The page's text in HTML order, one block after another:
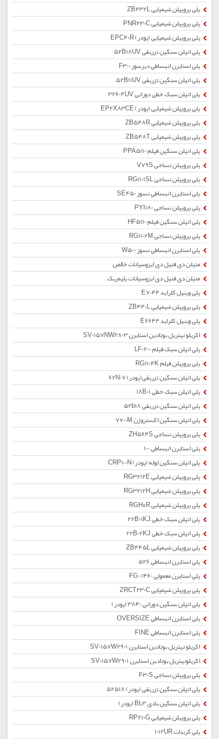
پلی پروپیلن شیمیایی ZB432L
پلی پروپیلن شیمیایی PNR230C
پلی پروپیلن شیمیایی (پودر) EPC40R
پلی اتیلن سنگین تزریقی 52B18UV
پلی استایرن انبساطی دیرسوز F300
پلی اتیلن سنگین تزریقی 52B11UV
پلی اتیلن سبک خطی دورانی 32604UV
پلی پروپیلن شیمیایی (پودر) EP2X83CE
پلی پروپیلن شیمیایی ZB548R
پلی پروپیلن شیمیایی ZB548T
پلی اتیلن سنگین فیلم PPA5110
پلی پروپیلن نساجی V79S
پلی پروپیلن نساجی RG1101SL
پلی استایرن انبساطی نسوز SE450
پلی پروپیلن نساجی PYI180
پلی اتیلن سنگین فیلم HF5110
پلی پروپیلن نساجی RG1102M
پلی استایرن انبساطی نسوز W500
متیلن دی فنیل دی ایزوسیانات خالص
متیلن دی فنیل دی ایزوسیانات پلیمریک
پلی وینیل کلراید E7044
پلی پروپیلن شیمیایی ZB440L
پلی وینیل کلراید E6644
اکریلو نیتریل بوتادین استایرن SV0157NW2803
پلی اتیلن سبک فیلم LF0200
پلی پروپیلن فیلم RG1104K
پلی اتیلن سنگین تزریقی(پودر) 62N07
پلی اتیلن سبک خطی 18B01
پلی اتیلن سنگین تزریقی 52b18
پلی اتیلن سنگین اکستروژن 7700M
پلی پروپیلن نساجی ZH564S
پلی استایرن انبساطی 100
پلی اتیلن سنگین لوله (پودر) CRP100N
پلی پروپیلن شیمیایی RG3212E
پلی پروپیلن شیمیایی RG3212H
پلی پروپیلن شیمیایی RGH&R
پلی اتیلن سبک خطی 22B01KJ
پلی اتیلن سبک خطی 22B02KJ
پلی پروپیلن شیمیایی ZB445L
پلی استایرن انبساطی 526
پلی استایرن معمولی 1460-FG
پلی پروپیلن شیمیایی ZRCT230C
پلی اتیلن سنگین دورانی 3840 (پودر)
پلی استایرن انبساطی OVERSIZE
پلی استایرن انبساطی FINE
اکریلو نیتریل بوتادین استایرن SV0157W2901
اکریلونیتریل بوتادین استایرن SV0157W2901
پلی پروپیلن نساجی F30S
پلی اتیلن سنگین تزریقی (پودر) 52518
پلی اتیلن سنگین بادی BL3 (پودر)
پلی پروپیلن شیمیایی RP210G
پلی کربنات 1012UR